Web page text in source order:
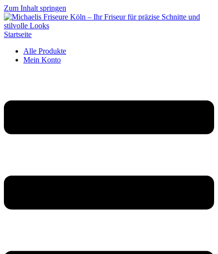
Zum Inhalt springen
Startseite
Alle Produkte
Mein Konto